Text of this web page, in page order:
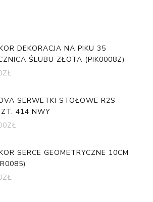
DEKORACJA NA PIKU 35
ŚLUBU ZŁOTA (PIK0008Z)
ZŁ
SERWETKI STOŁOWE R2S
414 NWY
ZŁ
SERCE GEOMETRYCZNE 10CM
ZŁ